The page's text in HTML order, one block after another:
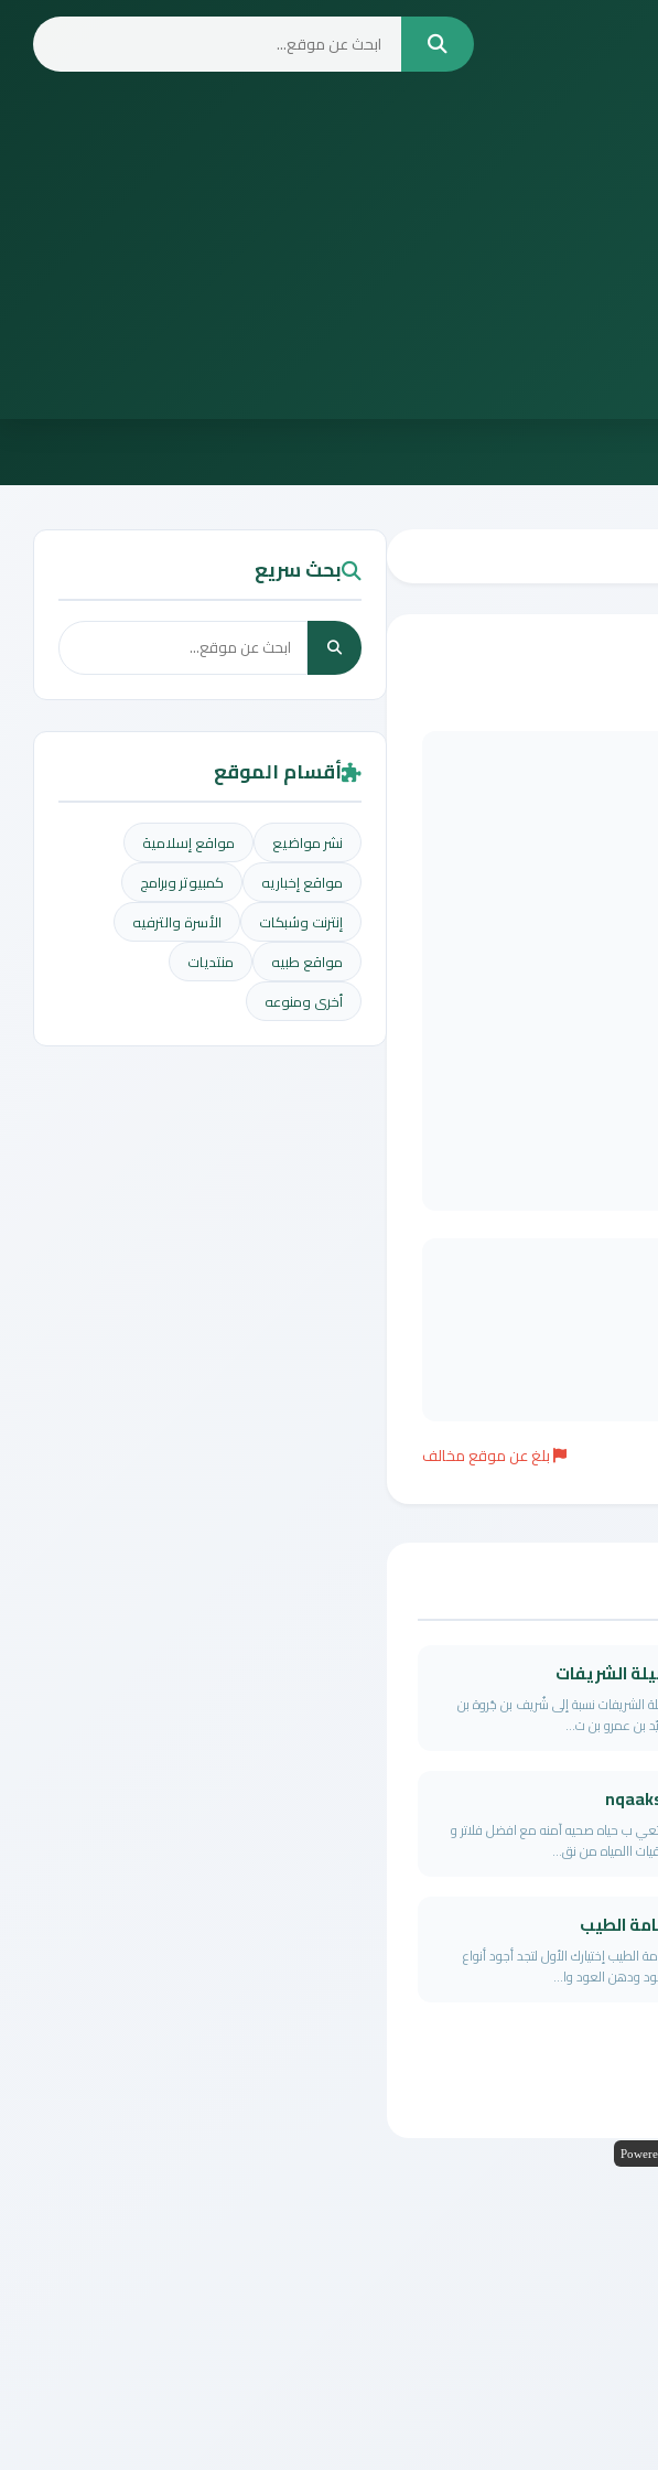
بلغ عن موقع مخالف
الشريفات
الشريفات نسبة إلى شُريف بن جُروة بن
بن عمرو بن ت...
ب حياه صحيه آمنه مع افضل فلاتر و
االمياه من نق...
الطيب
الطيب إختيارك الأول لتجد أجود أنواع
ودهن العود وا...
بحث سريع
أقسام الموقع
نشر مواضيع
مواقع إسلامية
مواقع إخباريه
كمبيوتر وبرامج
إنترنت وشبكات
الأسرة والترفيه
مواقع طبيه
منتديات
أخرى ومنوعه